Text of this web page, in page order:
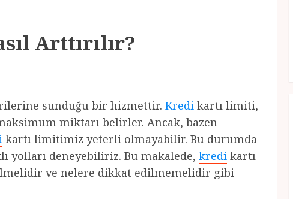
Arttırılır?
sunduğu bir hizmettir. Kredi kartı limiti,
miktarı belirler. Ancak, bazen
kartı limitimiz yeterli olmayabilir. Bu durumda
yolları deneyebiliriz. Bu makalede, kredi kartı
ve nelere dikkat edilmemelidir gibi